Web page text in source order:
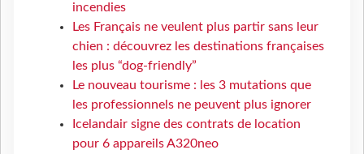
incendies
Les Français ne veulent plus partir sans leur
chien : découvrez les destinations françaises
les plus “dog-friendly”
Le nouveau tourisme : les 3 mutations que
les professionnels ne peuvent plus ignorer
Icelandair signe des contrats de location
pour 6 appareils A320neo